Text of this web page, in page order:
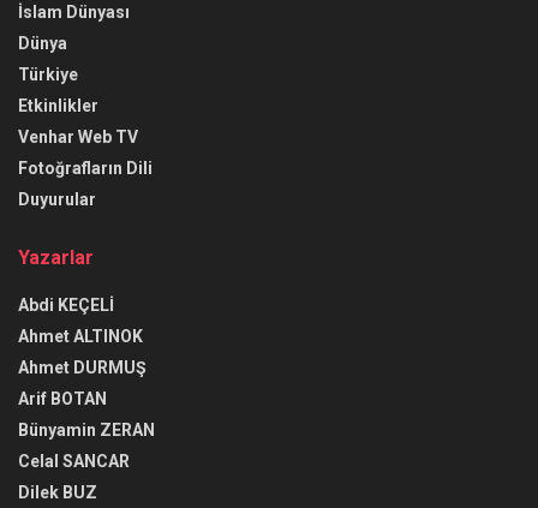
İslam Dünyası
Dünya
Türkiye
Etkinlikler
Venhar Web TV
Fotoğrafların Dili
Duyurular
Yazarlar
Abdi KEÇELİ
Ahmet ALTINOK
Ahmet DURMUŞ
Arif BOTAN
Bünyamin ZERAN
Celal SANCAR
Dilek BUZ